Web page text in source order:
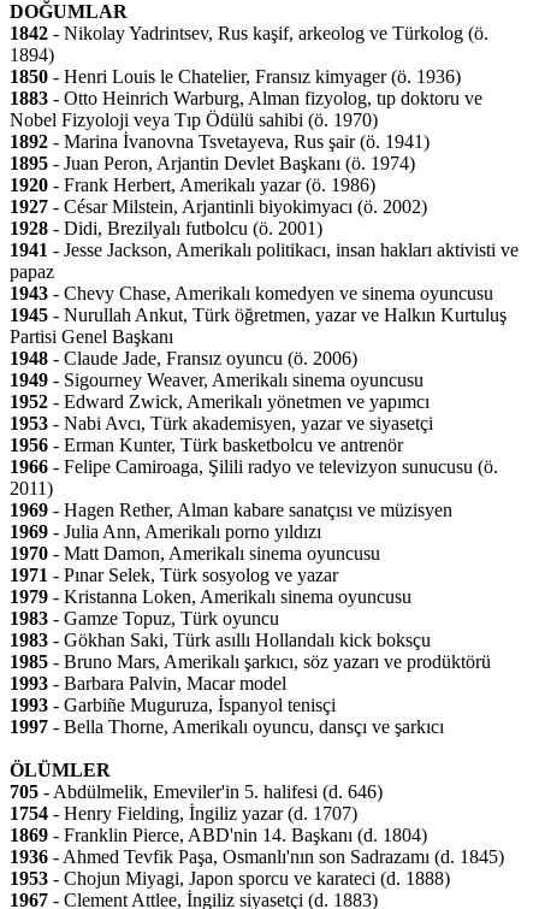
DOĞUMLAR
1842 - Nikolay Yadrintsev, Rus kaşif, arkeolog ve Türkolog (ö.
1894)
1850 - Henri Louis le Chatelier, Fransız kimyager (ö. 1936)
1883 - Otto Heinrich Warburg, Alman fizyolog, tıp doktoru ve
Nobel Fizyoloji veya Tıp Ödülü sahibi (ö. 1970)
1892 - Marina İvanovna Tsvetayeva, Rus şair (ö. 1941)
1895 - Juan Peron, Arjantin Devlet Başkanı (ö. 1974)
1920 - Frank Herbert, Amerikalı yazar (ö. 1986)
1927 - César Milstein, Arjantinli biyokimyacı (ö. 2002)
1928 - Didi, Brezilyalı futbolcu (ö. 2001)
1941 - Jesse Jackson, Amerikalı politikacı, insan hakları aktivisti ve
papaz
1943 - Chevy Chase, Amerikalı komedyen ve sinema oyuncusu
1945 - Nurullah Ankut, Türk öğretmen, yazar ve Halkın Kurtuluş
Partisi Genel Başkanı
1948 - Claude Jade, Fransız oyuncu (ö. 2006)
1949 - Sigourney Weaver, Amerikalı sinema oyuncusu
1952 - Edward Zwick, Amerikalı yönetmen ve yapımcı
1953 - Nabi Avcı, Türk akademisyen, yazar ve siyasetçi
1956 - Erman Kunter, Türk basketbolcu ve antrenör
1966 - Felipe Camiroaga, Şilili radyo ve televizyon sunucusu (ö.
2011)
1969 - Hagen Rether, Alman kabare sanatçısı ve müzisyen
1969 - Julia Ann, Amerikalı porno yıldızı
1970 - Matt Damon, Amerikalı sinema oyuncusu
1971 - Pınar Selek, Türk sosyolog ve yazar
1979 - Kristanna Loken, Amerikalı sinema oyuncusu
1983 - Gamze Topuz, Türk oyuncu
1983 - Gökhan Saki, Türk asıllı Hollandalı kick boksçu
1985 - Bruno Mars, Amerikalı şarkıcı, söz yazarı ve prodüktörü
1993 - Barbara Palvin, Macar model
1993 - Garbiñe Muguruza, İspanyol tenisçi
1997 - Bella Thorne, Amerikalı oyuncu, dansçı ve şarkıcı
ÖLÜMLER
705 - Abdülmelik, Emeviler'in 5. halifesi (d. 646)
1754 - Henry Fielding, İngiliz yazar (d. 1707)
1869 - Franklin Pierce, ABD'nin 14. Başkanı (d. 1804)
1936 - Ahmed Tevfik Paşa, Osmanlı'nın son Sadrazamı (d. 1845)
1953 - Chojun Miyagi, Japon sporcu ve karateci (d. 1888)
1967 - Clement Attlee, İngiliz siyasetçi (d. 1883)